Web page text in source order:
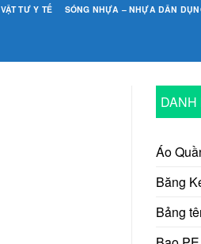
VẬT TƯ Y TẾ SÓNG NHỰA – NHỰA DÂN
Áo
Băng
Bảng